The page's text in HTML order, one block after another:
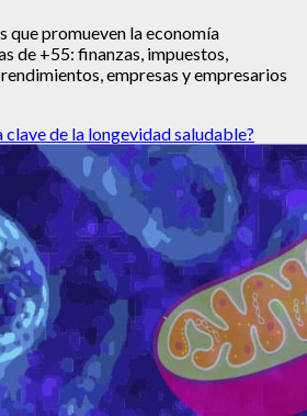
que promueven la economía
de +55: finanzas, impuestos,
empresas y empresarios
clave de la longevidad saludable?